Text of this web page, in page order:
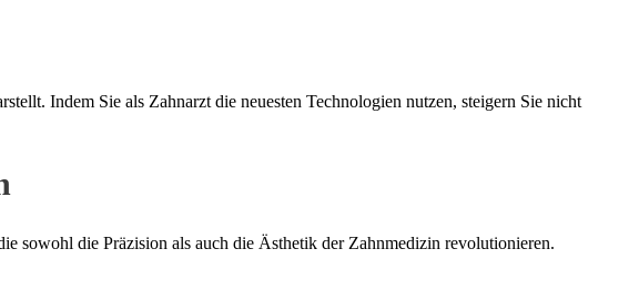
Indem Sie als Zahnarzt die neuesten Technologien nutzen, steigern Sie nicht
sowohl die Präzision als auch die Ästhetik der Zahnmedizin revolutionieren.